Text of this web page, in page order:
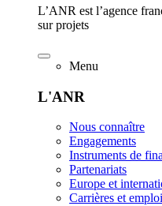
L’ANR est l’agence
sur projets
Menu
L'ANR
Nous connaître
Engagements
Instruments de
Partenariats
Europe et
Carrières et